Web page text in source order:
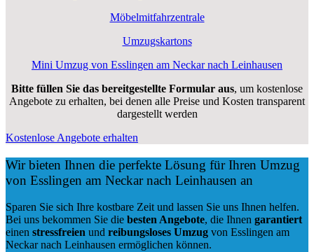
Möbelmitfahrzentrale
Umzugskartons
Mini Umzug von Esslingen am Neckar nach Leinhausen
Bitte füllen Sie das bereitgestellte Formular aus, um kostenlose
Angebote zu erhalten, bei denen alle Preise und Kosten transparent
dargestellt werden
Kostenlose Angebote erhalten
Wir bieten Ihnen die perfekte Lösung für Ihren Umzug
von Esslingen am Neckar nach Leinhausen an
Sparen Sie sich Ihre kostbare Zeit und lassen Sie uns Ihnen helfen.
Bei uns bekommen Sie die besten Angebote, die Ihnen garantiert
einen stressfreien und reibungsloses Umzug von Esslingen am
Neckar nach Leinhausen ermöglichen können.